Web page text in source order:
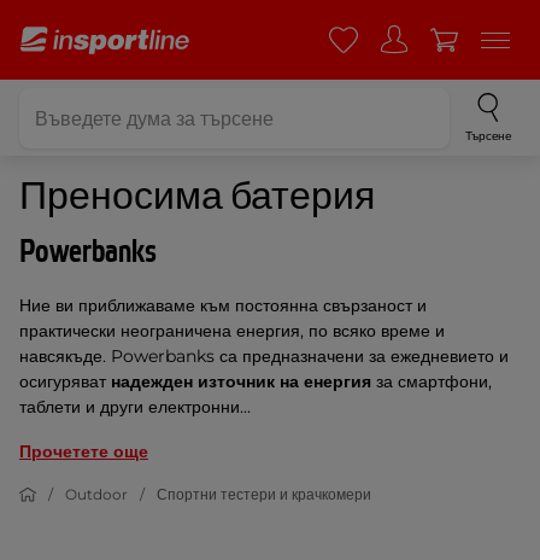
Търсене
Преносима батерия
Powerbanks
Ние ви приближаваме към постоянна свързаност и
практически неограничена енергия, по всяко време и
навсякъде. Powerbanks са предназначени за ежедневието и
осигуряват надежден източник на енергия за смартфони,
таблети и други електронни...
Прочетете още
Outdoor Спортни тестери и крачкомери